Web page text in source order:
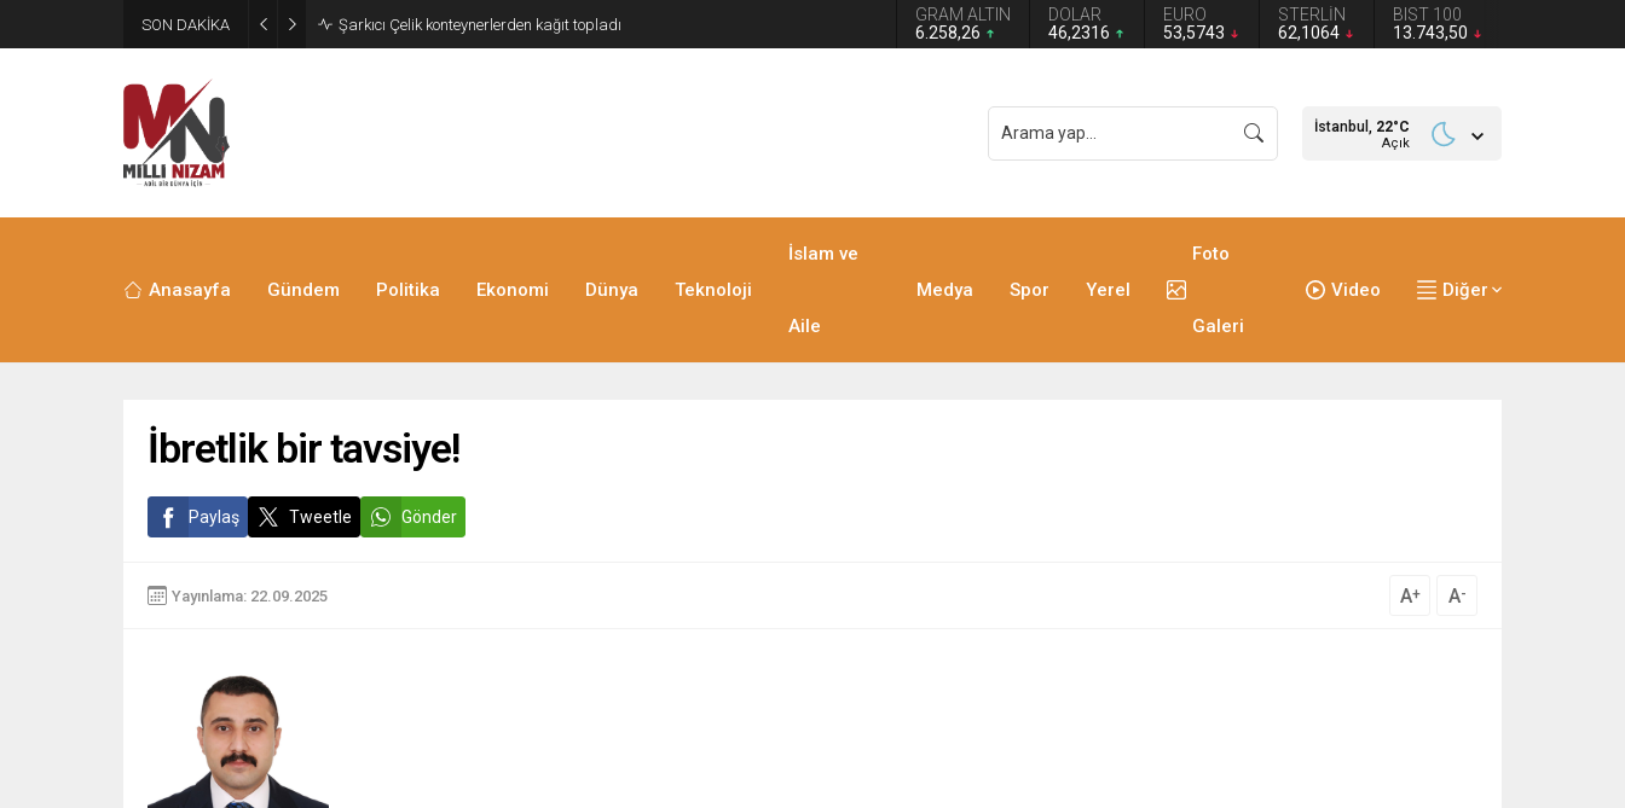
SON DAKİKA İran 2 ülkeyi birden vurdu
GRAM ALTIN
6.258,26
DOLAR
46,2316
EURO
53,5743
STERLİN
62,1064
BIST 100
13.743,50
İstanbul, 22°C
Açık
Anasayfa Gündem Politika Ekonomi Dünya Teknoloji
İslam ve
Aile
Medya Spor Yerel
Foto
Galeri
Video Diğer
İbretlik bir tavsiye!
Paylaş Tweetle Gönder
Yayınlama: 22.09.2025 A+ A-